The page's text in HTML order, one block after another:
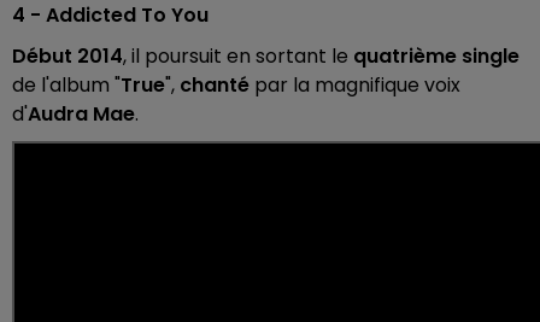
4 - Addicted To You
Début 2014, il poursuit en sortant le quatrième single
de l'album "True", chanté par la magnifique voix
d'Audra Mae.